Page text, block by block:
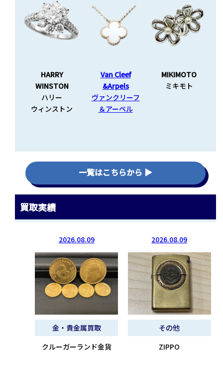
HARRY
WINSTON
ハリー
ウィンストン
Van Cleef
&Arpels
ヴァンクリーフ
＆アーペル
MIKIMOTO
ミキモト
一覧はこちらから ▶
買取実績
2026.08.09
金・貴金属買取
クルーガーランド金貨
2026.08.09
その他
ZIPPO